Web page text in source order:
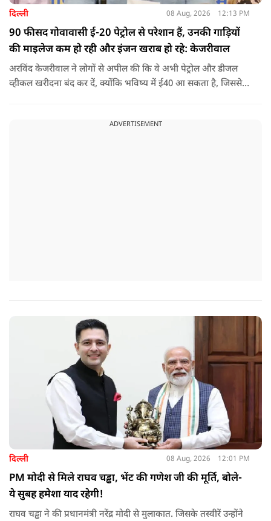
दिल्ली 08 Aug, 2026 12:13 PM
90 फीसद गोवावासी ई-20 पेट्रोल से परेशान हैं, उनकी गाड़ियों
की माइलेज कम हो रही और इंजन खराब हो रहे: केजरीवाल
अरविंद केजरीवाल ने लोगों से अपील की कि वे अभी पेट्रोल और डीजल
व्हीकल खरीदना बंद कर दें, क्योंकि भविष्य में ई40 आ सकता है, जिससे
ADVERTISEMENT
दिल्ली 08 Aug, 2026 12:01 PM
PM मोदी से मिले राघव चड्ढा, भेंट की गणेश जी की मूर्ति, बोले-
ये सुबह हमेशा याद रहेगी!
राघव चड्ढा ने की प्रधानमंत्री नरेंद्र मोदी से मुलाकात. जिसके तस्वीरें उन्होंने